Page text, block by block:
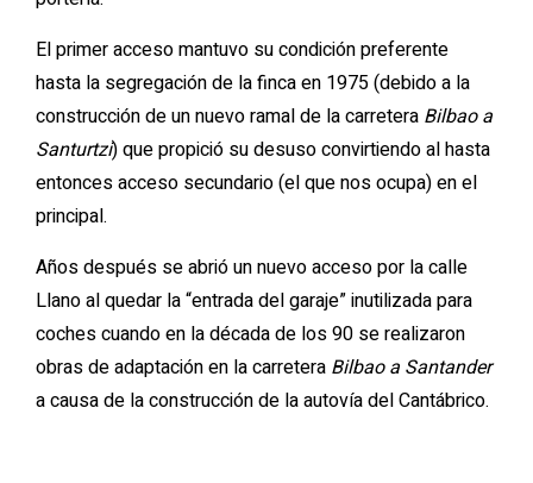
El primer acceso mantuvo su condición preferente
hasta la segregación de la finca en 1975 (debido a la
construcción de un nuevo ramal de la carretera Bilbao a
Santurtzi) que propició su desuso convirtiendo al hasta
entonces acceso secundario (el que nos ocupa) en el
principal.
Años después se abrió un nuevo acceso por la calle
Llano al quedar la “entrada del garaje” inutilizada para
coches cuando en la década de los 90 se realizaron
obras de adaptación en la carretera Bilbao a Santander
a causa de la construcción de la autovía del Cantábrico.